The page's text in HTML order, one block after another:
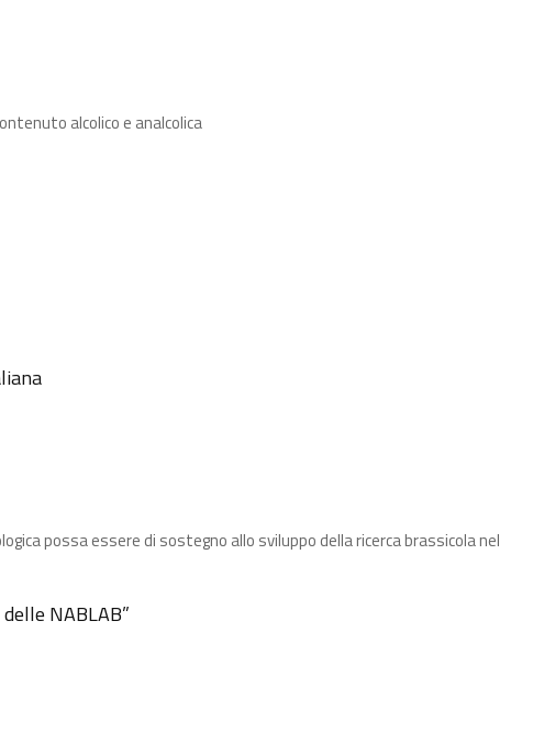
alcolico e analcolica
possa essere di sostegno allo sviluppo della ricerca brassicola nel
NABLAB​”